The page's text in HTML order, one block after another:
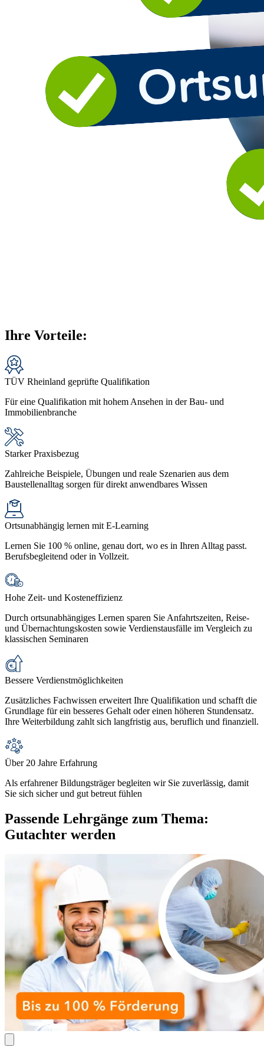
Ihre Vorteile:
TÜV Rheinland geprüfte Qualifikation
Für eine Qualifikation mit hohem Ansehen in der Bau- und
Immobilienbranche
Starker Praxisbezug
Zahlreiche Beispiele, Übungen und reale Szenarien aus dem
Baustellenalltag sorgen für direkt anwendbares Wissen
Ortsunabhängig lernen mit E-Learning
Lernen Sie 100 % online, genau dort, wo es in Ihren Alltag passt.
Berufsbegleitend oder in Vollzeit.
Hohe Zeit- und Kosteneffizienz
Durch ortsunabhängiges Lernen sparen Sie Anfahrtszeiten, Reise-
und Übernachtungskosten sowie Verdienstausfälle im Vergleich zu
klassischen Seminaren
Bessere Verdienstmöglichkeiten
Zusätzliches Fachwissen erweitert Ihre Qualifikation und schafft die
Grundlage für ein besseres Gehalt oder einen höheren Stundensatz.
Ihre Weiterbildung zahlt sich langfristig aus, beruflich und finanziell.
Über 20 Jahre Erfahrung
Als erfahrener Bildungsträger begleiten wir Sie zuverlässig, damit
Sie sich sicher und gut betreut fühlen
Passende Lehrgänge zum Thema:
Gutachter werden